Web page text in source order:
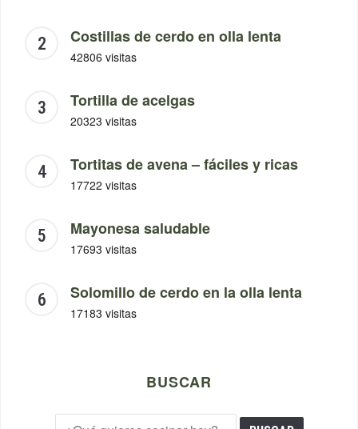
Costillas de cerdo en olla lenta
42806 visitas
Tortilla de acelgas
20323 visitas
Tortitas de avena – fáciles y ricas
17722 visitas
Mayonesa saludable
17693 visitas
Solomillo de cerdo en la olla lenta
17183 visitas
BUSCAR